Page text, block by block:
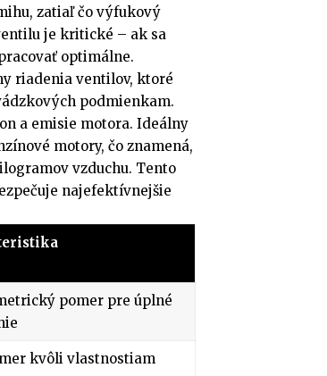
zatiaľ čo výfukový
je kritické – ak sa
optimálne.
riadenia ventilov, ktoré
podmienkam.
a emisie motora. Ideálny
motory, čo znamená,
vzduchu. Tento
najefektívnejšie
pomer pre úplné
kvôli vlastnostiam